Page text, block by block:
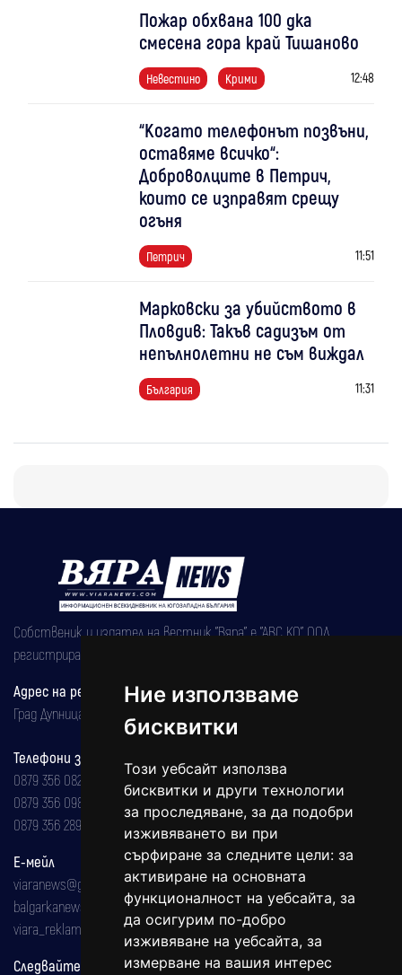
Ние използваме
бисквитки
Този уебсайт използва
бисквитки и други технологии
за проследяване, за да подобри
изживяването ви при
сърфиране за следните цели: за
активиране на основната
функционалност на уебсайта, за
да осигурим по-добро
изживяване на уебсайта, за
измерване на вашия интерес
Пожар обхвана 100 дка
смесена гора край Тишаново
Невестино Крими 12:48
“Когато телефонът позвъни,
оставяме всичко“:
Доброволците в Петрич,
които се изправят срещу
огъня
Петрич 11:51
Марковски за убийството в
Пловдив: Такъв садизъм от
непълнолетни не съм виждал
България 11:31
Собственик и издател на вестник "Вяра" е "АВС КО" ООД,
регистрирана на 08.05.2002 година.
Адрес на редакцията
Град Дупница, ул.''Христо Ботев" 43
Телефони за реклама и абонаменти
0879 356 082
0879 356 098
0879 356 289
Е-мейл
viaranews@gmail.com
balgarkanews@gmail.com
viara_reklama@mail.bg
Следвайте ни: